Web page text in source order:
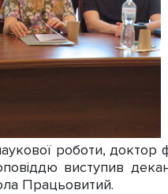
роботи, доктор
виступив
Працьовитий.